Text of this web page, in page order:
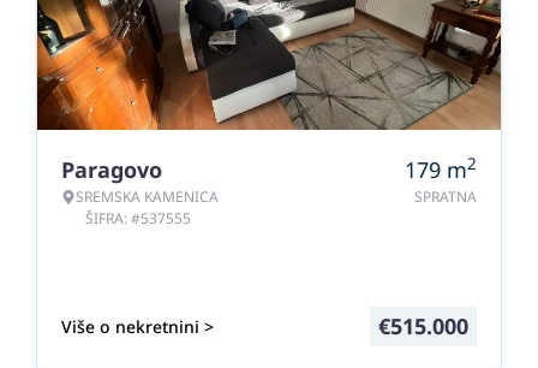
Paragovo
SREMSKA KAMENICA
ŠIFRA: #537555
179 m2
SPRATNA
Više o nekretnini > €515.000